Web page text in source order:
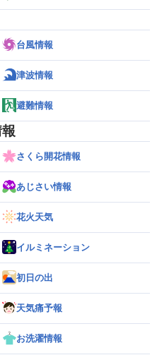
台風情報
津波情報
避難情報
さくら開花情報
あじさい情報
花火天気
イルミネーション
初日の出
天気痛予報
お洗濯情報